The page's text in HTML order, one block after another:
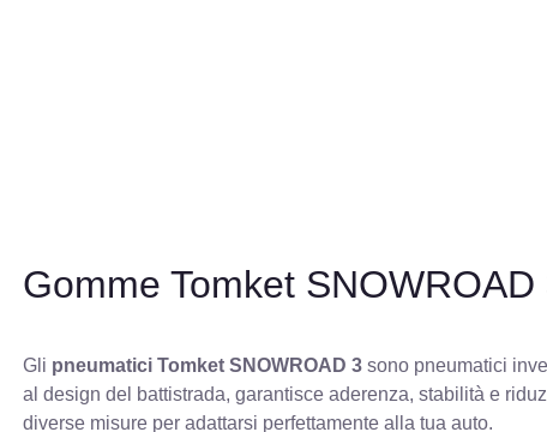
Gomme Tomket SNOWROAD
Gli pneumatici Tomket SNOWROAD 3 sono pneumatici
al design del battistrada, garantisce aderenza, stabilità e
diverse misure per adattarsi perfettamente alla tua auto.